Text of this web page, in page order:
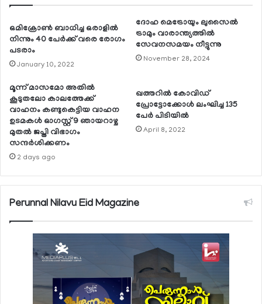
ഒമിക്രോണ്‍ ബാധിച്ച ഒരാളില്‍
നിന്നും 40 പേര്‍ക്ക് വരെ രോഗം
പടരാം
January 10, 2022
ദോഹ മെട്രോയും ലുസൈല്‍
ട്രാമും വാരാന്ത്യത്തില്‍
സേവനസമയം നീട്ടുന്നു
November 28, 2024
മൂന്ന് മാസമോ അതില്‍
കൂടുതലോ കാലത്തേക്ക്
വാഹനം കണ്ടുകെട്ടിയ വാഹന
ഉടമകള്‍ ഓഗസ്റ്റ് 9 ഞായറാഴ്ച
മുതല്‍ ജപ്തി വിഭാഗം
സന്ദര്‍ശിക്കണം
2 days ago
ഖത്തറില്‍ കോവിഡ്
പ്രോട്ടോക്കോള്‍ ലംഘിച്ച 135
പേര്‍ പിടിയില്‍
April 8, 2022
Perunnal Nilavu Eid Magazine